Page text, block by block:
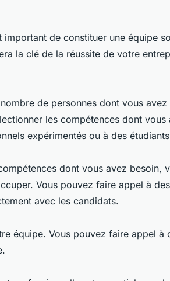
de constituer une équipe
la clé de la réussite de votre
de personnes dont vous
les compétences dont vous
expérimentés ou à des
dont vous avez besoin,
Vous pouvez faire appel à
avec les candidats.
équipe. Vous pouvez faire appel à